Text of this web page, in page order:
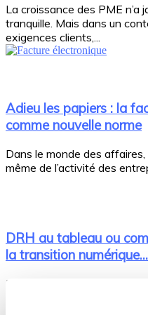
La croissance des PME n’a
tranquille. Mais dans un
exigences clients,...
Adieu les papiers : la
comme nouvelle norme
Dans le monde des
même de l’activité des
DRH au tableau ou
la transition numérique...
Il y a quelques jours les
sont passés au tableau